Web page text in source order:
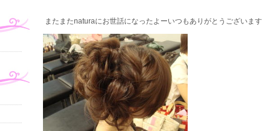
またまたnaturaにお世話になったよーいつもありがとうございます